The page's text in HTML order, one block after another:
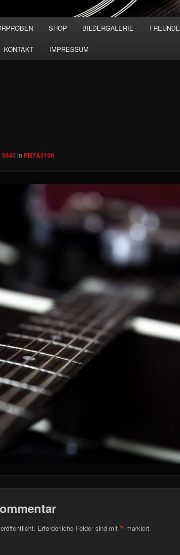
SHOP BILDERGALERIE FREUNDE
KONTAKT IMPRESSUM
3840in PM7A0100
Erforderliche Felder sind mit * markiert